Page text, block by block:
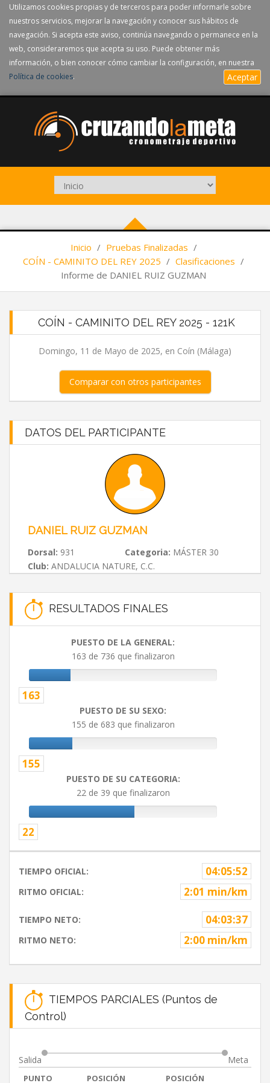
Utilizamos cookies propias y de terceros para poder informarle sobre
nuestros servicios, mejorar la navegación y conocer sus hábitos de
navegación. Si acepta este aviso, continúa navegando o permanece en la
web, consideraremos que acepta su uso. Puede obtener más
información, o bien conocer cómo cambiar la configuración, en nuestra
Política de cookies. Aceptar
Inicio / Pruebas Finalizadas /
COÍN - CAMINITO DEL REY 2025 / Clasificaciones /
Informe de DANIEL RUIZ GUZMAN
COÍN - CAMINITO DEL REY 2025 - 121K
Domingo, 11 de Mayo de 2025, en Coín (Málaga)
Comparar con otros participantes
DATOS DEL PARTICIPANTE
DANIEL RUIZ GUZMAN
Dorsal: 931 Categoria: MÁSTER 30
Club: ANDALUCIA NATURE, C.C.
RESULTADOS FINALES
PUESTO DE LA GENERAL:
163 de 736 que finalizaron
163
PUESTO DE SU SEXO:
155 de 683 que finalizaron
155
PUESTO DE SU CATEGORIA:
22 de 39 que finalizaron
22
TIEMPO OFICIAL: 04:05:52
RITMO OFICIAL: 2:01 min/km
TIEMPO NETO: 04:03:37
RITMO NETO: 2:00 min/km
TIEMPOS PARCIALES (Puntos de
Control)
Salida Meta
PUNTO POSICIÓN POSICIÓN